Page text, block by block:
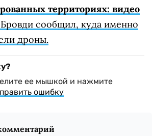
территориях: видео
сообщил, куда именно
дроны.
ее мышкой и нажмите
ошибку